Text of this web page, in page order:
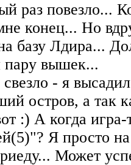
раз повезло...
конец... Но
базу Лдира...
пару вышек...
- я
остров, а так
:) А когда игра-
Я просто
Может